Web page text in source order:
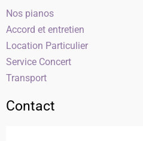
Nos pianos
Accord et entretien
Location Particulier
Service Concert
Transport
Contact